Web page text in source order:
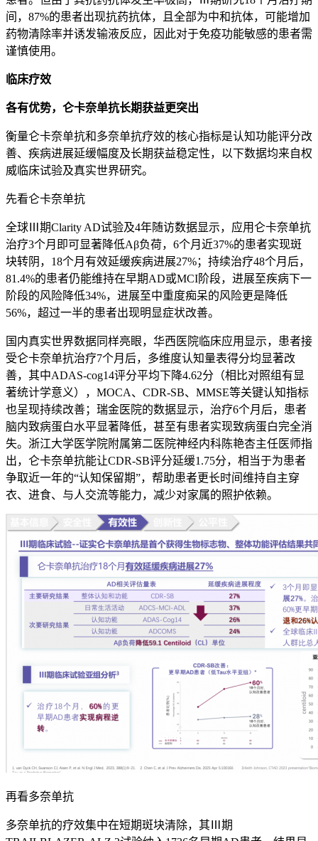
间，87%的患者出现抗药抗体，且全部为中和抗体，可能增加
药物清除率并诱发输液反应，因此对于免疫功能敏感的患者需
谨慎使用。
临床疗效
各有优势，仑卡奈单抗长期获益更突出
衡量仑卡奈单抗和多奈单抗疗效的核心指标是认知功能评分改
善、疾病进展延缓幅度及长期获益稳定性，以下数据均来自权
威临床试验及真实世界研究。
先看仑卡奈单抗
全球Ⅲ期Clarity AD试验及4年随访数据显示，应用仑卡奈单抗
治疗3个月即可显著降低Aβ负荷，6个月近37%的患者实现斑
块转阴，18个月有效延缓疾病进展27%；持续治疗48个月后，
81.4%的患者仍能维持在早期AD或MCI阶段，进展至疾病下一
阶段的风险降低34%，进展至中重度痴呆的风险更是降低
56%，超过一半的患者出现明显症状改善。
国内真实世界数据同样亮眼，华西医院临床应用显示，患者接
受仑卡奈单抗治疗7个月后，多维度认知量表得分均显著改
善，其中ADAS-cog14评分平均下降4.62分（相比对照组有显
著统计学意义），MOCA、CDR-SB、MMSE等关键认知指标
也呈现持续改善；瑞金医院的数据显示，治疗6个月后，患者
脑内致病蛋白水平显著降低，甚至有患者实现致病蛋白完全消
失。浙江大学医学院附属第二医院神经内科陈艳杏主任医师指
出，仑卡奈单抗能让CDR-SB评分延缓1.75分，相当于为患者
争取近一年的“认知保留期”，帮助患者更长时间维持自主穿
衣、进食、与人交流等能力，减少对家属的照护依赖。
再看多奈单抗
多奈单抗的疗效集中在短期斑块清除，其Ⅲ期